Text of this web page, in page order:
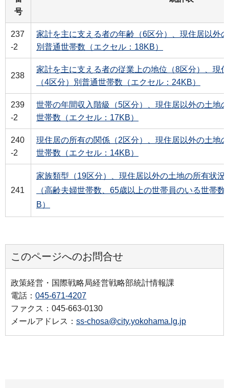
号
237
-2
家計を主に支える者の年齢（6区分）、現住居以外
別普通世帯数（エクセル：18KB）
238
家計を主に支える者の従業上の地位（8区分）、現
（4区分）別普通世帯数（エクセル：24KB）
239
-2
世帯の年間収入階級（5区分）、現住居以外の土地
世帯数（エクセル：17KB）
240
-2
現住居の所有の関係（2区分）、現住居以外の土地
世帯数（エクセル：14KB）
241
家族類型（19区分）、現住居以外の土地の所有状況
（高齢夫婦世帯数、65歳以上の世帯員のいる世帯
B）
このページへのお問合せ
政策経営・国際戦略局経営戦略部統計情報課
電話： 045-671-4207
ファクス：045-663-0130
メールアドレス： ss-chosa@city.yokohama.lg.jp